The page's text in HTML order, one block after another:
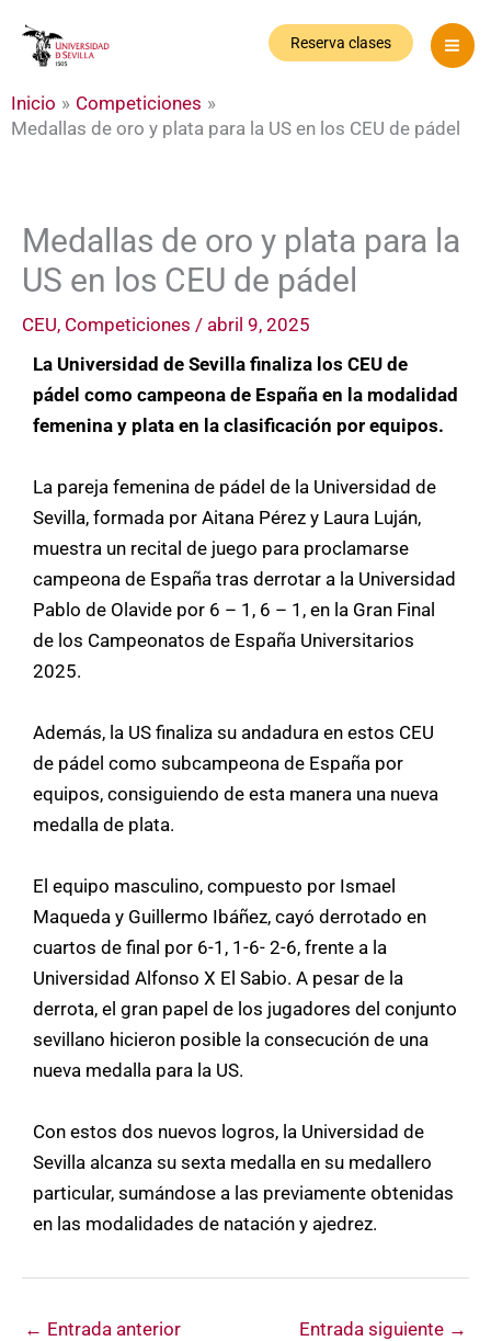
Reserva clases
Inicio
Competiciones
Medallas de oro y plata para la US en los CEU de pádel
Medallas de oro y plata para la
US en los CEU de pádel
CEU, Competiciones / abril 9, 2025
La Universidad de Sevilla finaliza los CEU de
pádel como campeona de España en la modalidad
femenina y plata en la clasificación por equipos.
La pareja femenina de pádel de la Universidad de
Sevilla, formada por Aitana Pérez y Laura Luján,
muestra un recital de juego para proclamarse
campeona de España tras derrotar a la Universidad
Pablo de Olavide por 6 – 1, 6 – 1, en la Gran Final
de los Campeonatos de España Universitarios
2025.
Además, la US finaliza su andadura en estos CEU
de pádel como subcampeona de España por
equipos, consiguiendo de esta manera una nueva
medalla de plata.
El equipo masculino, compuesto por Ismael
Maqueda y Guillermo Ibáñez, cayó derrotado en
cuartos de final por 6-1, 1-6- 2-6, frente a la
Universidad Alfonso X El Sabio. A pesar de la
derrota, el gran papel de los jugadores del conjunto
sevillano hicieron posible la consecución de una
nueva medalla para la US.
Con estos dos nuevos logros, la Universidad de
Sevilla alcanza su sexta medalla en su medallero
particular, sumándose a las previamente obtenidas
en las modalidades de natación y ajedrez.
← Entrada anterior Entrada siguiente →